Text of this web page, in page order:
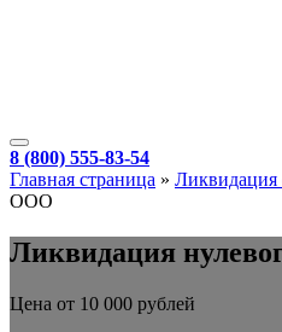
8 (800) 555-83-54
Главная страница »
ООО
Ликвидация
Цена от 10 000 рублей